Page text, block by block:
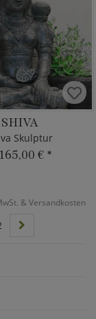
SHIVA
Skulptur
165,00 € *
& Versandkosten